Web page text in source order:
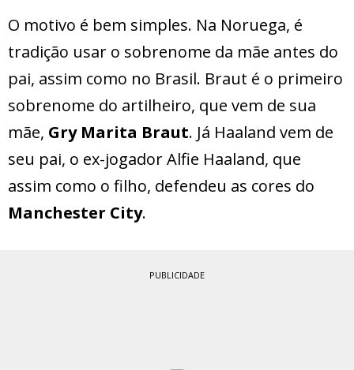
O motivo é bem simples. Na Noruega, é
tradição usar o sobrenome da mãe antes do
pai, assim como no Brasil. Braut é o primeiro
sobrenome do artilheiro, que vem de sua
mãe, Gry Marita Braut. Já Haaland vem de
seu pai, o ex-jogador Alfie Haaland, que
assim como o filho, defendeu as cores do
Manchester City.
PUBLICIDADE